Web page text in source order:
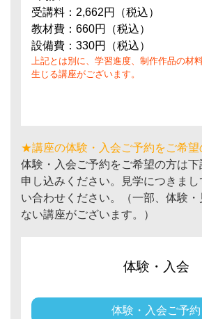
受講料：2,662円（税込）
教材費：660円（税込）
設備費：330円（税込）
上記とは別に、学習進度、制作作品の材
生じる講座がございます。
★講座の体験・入会ご予約をご希望
体験・入会ご予約をご希望の方は
申し込みください。見学につきま
い合わせください。（一部、体験
ない講座がございます。）
体験・入会
体験・入会ご予約